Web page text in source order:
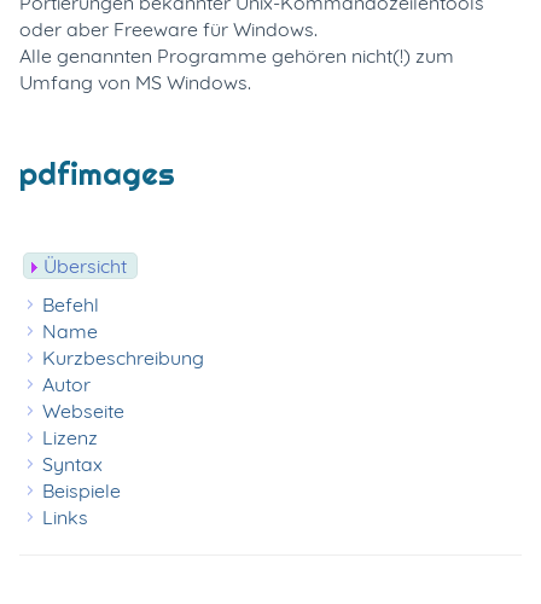
oder aber Freeware für Windows.
Alle genannten Programme gehören nicht(!) zum
Umfang von MS Windows.
pdfimages
Übersicht
Befehl
Name
Kurzbeschreibung
Autor
Webseite
Lizenz
Syntax
Beispiele
Links